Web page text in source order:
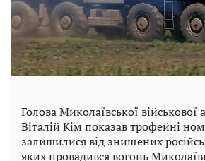
Голова Миколаївської військової
Віталій Кім показав трофейні
залишилися від знищених
яких провадився вогонь